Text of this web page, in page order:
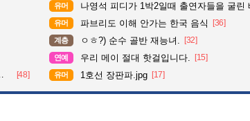
유머 나영석 피디가 1박2일때 출연자들을 굴린
유머 파브리도 이해 안가는 한국 음식 [36]
계층 ㅇㅎ?) 순수 골반 재능녀. [32]
연예 우리 메이 절대 핫걸입니다. [15]
[48] 유머 1호선 장판파.jpg [17]